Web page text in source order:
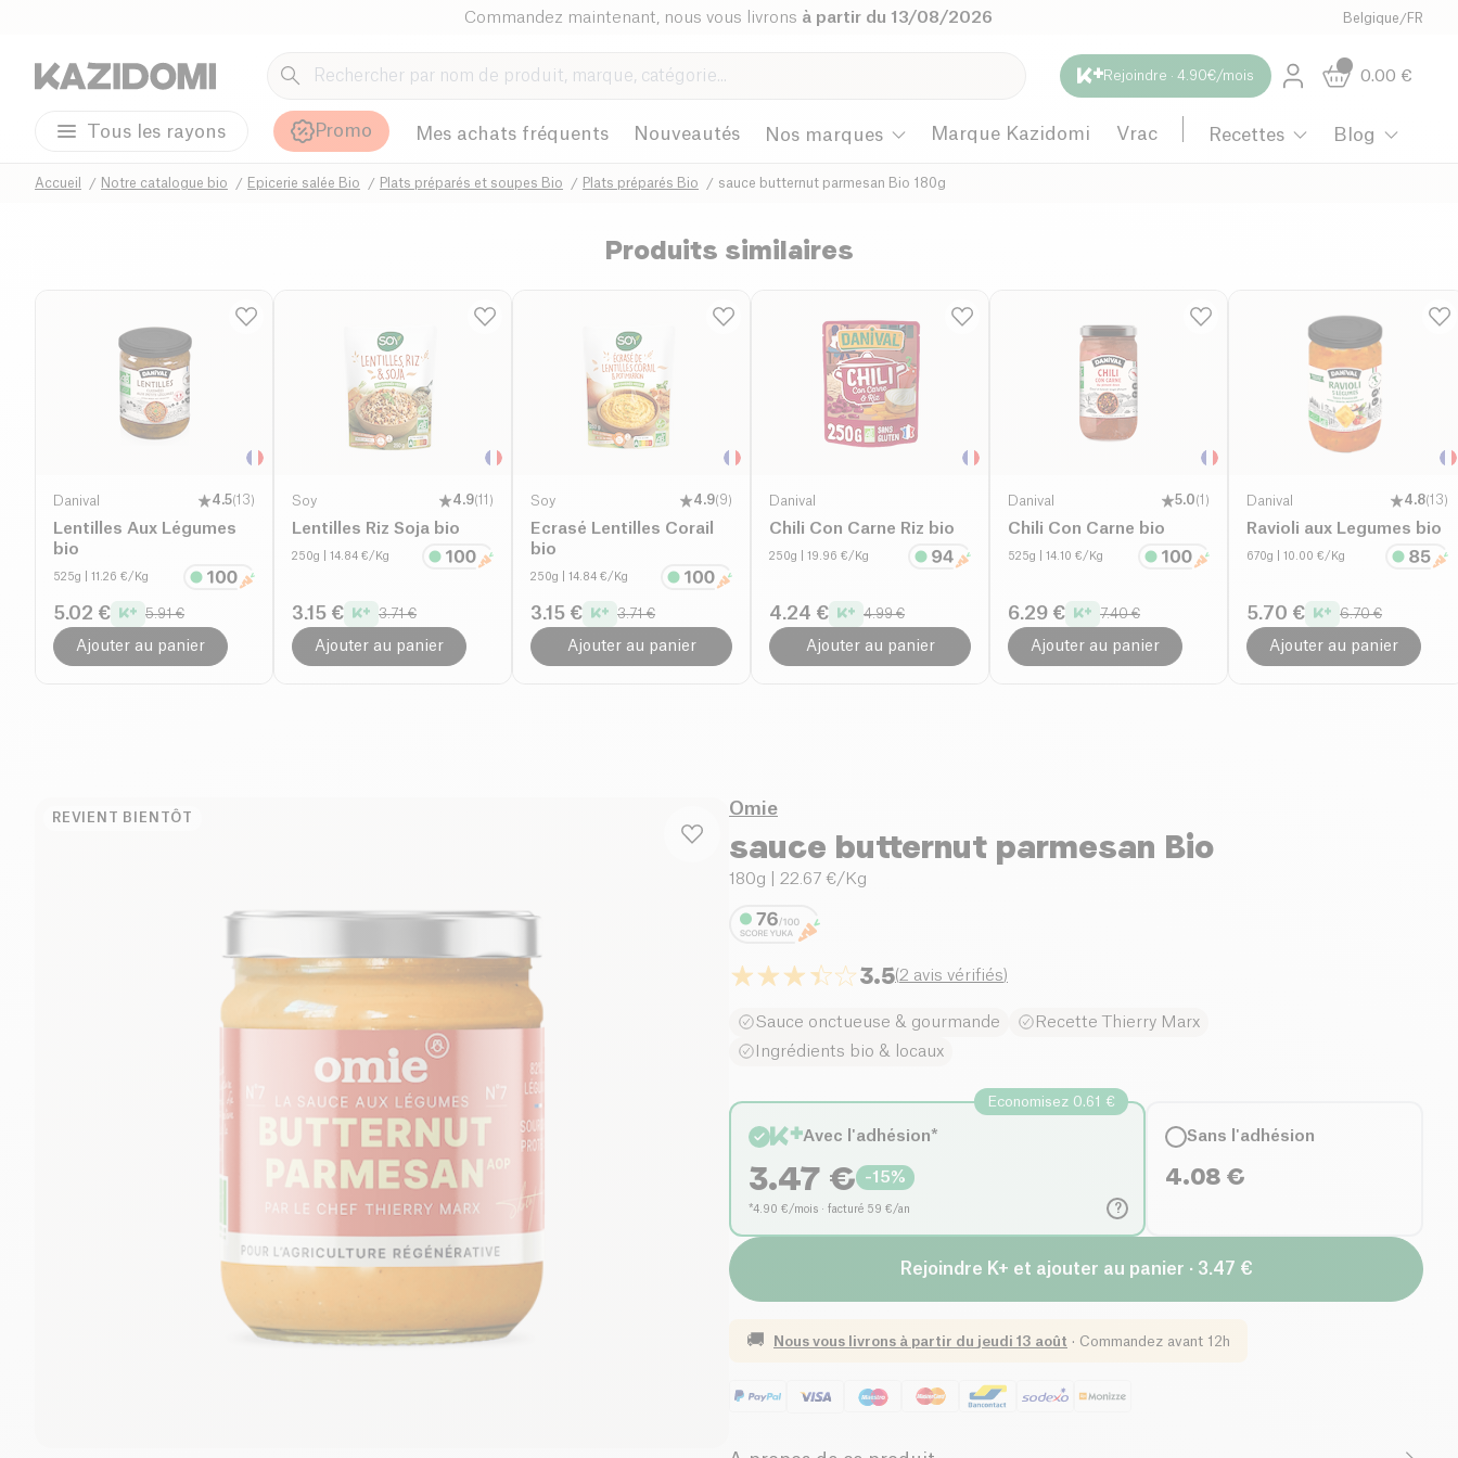
Commandez maintenant, nous vous livrons à partir du 13/08/2026 Belgique /FR
Rejoindre · 4.90€/mois 0.00 €
Tous les rayons Promo Mes achats fréquents Nouveautés Nos marques Marque Kazidomi Vrac Recettes Blog
Accueil Notre catalogue bio Epicerie salée Bio Plats préparés et soupes Bio Plats préparés Bio sauce butternut parmesan Bio 180g
Produits similaires
Danival 4.5(13)
Lentilles Aux Légumes
bio
525g | 11.26 €/Kg
5.02 € 5.91 €
Ajouter au panier
Soy 4.9(11 )
Lentilles Riz Soja bio
250g | 14.84 €/Kg
3.15 € 3.71 €
Ajouter au panier
Soy 4.9(9)
Ecrasé Lentilles Corail
bio
250g | 14.84 €/Kg
3.15 € 3.71 €
Ajouter au panier
Danival
Chili Con Carne Riz bio
250g | 19.96 €/Kg
4.24 € 4.99 €
Ajouter au panier
Danival 5.0(1 )
Chili Con Carne bio
525g | 14.10 €/Kg
6.29 € 7.40 €
Ajouter au panier
Danival 4.8(13)
Ravioli aux Legumes bio
670g | 10.00 €/Kg
5.70 € 6.70 €
Ajouter au panier
REVIENT BIENTÔT Omie
sauce butternut parmesan Bio
180g | 22.67 €/Kg
3.5(2 avis vérifiés)
Sauce onctueuse & gourmande
Recette Thierry Marx
Ingrédients bio & locaux
?
Economisez 0.61 €
Avec l'adhésion*
3.47 € -15%
*4.90 €/mois · facturé 59 €/an
Sans l'adhésion
4.08 €
Rejoindre K+ et ajouter au panier · 3.47 €
🚚 Nous vous livrons à partir du jeudi 13 août · Commandez avant 12h